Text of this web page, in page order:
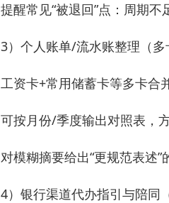
提醒常见“被退回”点：周期
3）个人账单/流水账整理（多
工资卡+常用储蓄卡等多卡合
可按月份/季度输出对照表，
对模糊摘要给出“更规范表述”
4）银行渠道代办指引与陪同